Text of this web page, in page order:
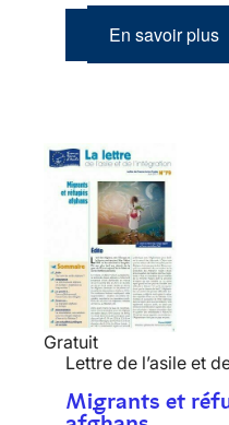
En savoir plus
Gratuit
Lettre de l’asile et
Migrants et